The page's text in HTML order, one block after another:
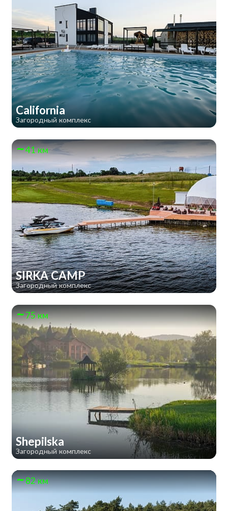
California
Загородный комплекс
41 км
SIRKA CAMP
Загородный комплекс
75 км
Shepilska
Загородный комплекс
82 км